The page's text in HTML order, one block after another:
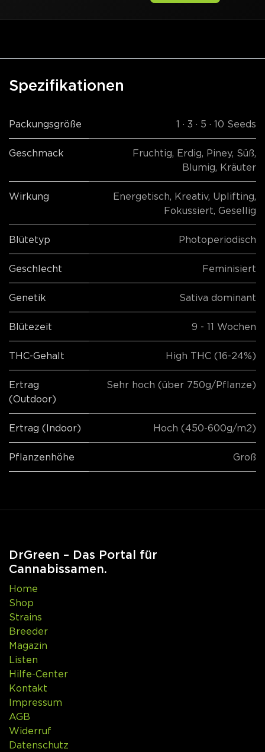
Spezifikationen
Packungsgröße 1 · 3 · 5 · 10 Seeds
Geschmack Fruchtig, Erdig, Piney, Süß,
Blumig, Kräuter
Wirkung Energetisch, Kreativ, Uplifting,
Fokussiert, Gesellig
Blütetyp Photoperiodisch
Geschlecht Feminisiert
Genetik Sativa dominant
Blütezeit 9 - 11 Wochen
THC-Gehalt High THC (16-24%)
Ertrag
(Outdoor)
Sehr hoch (über 750g/Pflanze)
Ertrag (Indoor) Hoch (450-600g/m2)
Pflanzenhöhe Groß
DrGreen – Das Portal für
Cannabissamen.
Home
Shop
Strains
Breeder
Magazin
Listen
Hilfe-Center
Kontakt
Impressum
AGB
Widerruf
Datenschutz